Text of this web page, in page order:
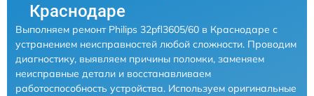
Краснодаре
Выполняем ремонт Philips 32pfl3605/60 в Краснодаре с
устранением неисправностей любой сложности. Проводим
диагностику, выявляем причины поломки, заменяем
неисправные детали и восстанавливаем
работоспособность устройства. Используем оригинальные